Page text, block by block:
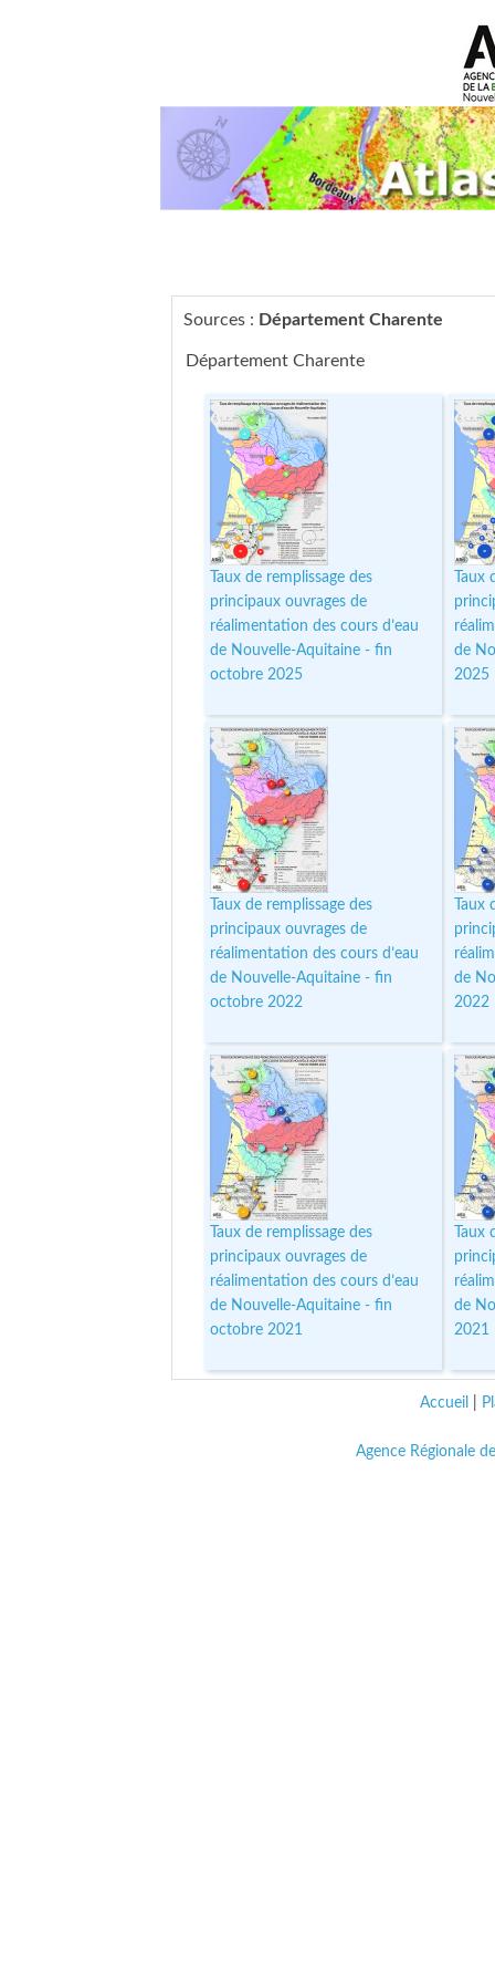
Sources : Département Charente
Département Charente
Taux de remplissage des
principaux ouvrages de
réalimentation des cours d’eau
de Nouvelle-Aquitaine - fin
octobre 2025
Taux
de
2025
Taux de remplissage des
principaux ouvrages de
réalimentation des cours d’eau
de Nouvelle-Aquitaine - fin
octobre 2022
Taux
de
2022
Taux de remplissage des
principaux ouvrages de
réalimentation des cours d’eau
de Nouvelle-Aquitaine - fin
octobre 2021
Taux
de
2021
Accueil
Agence Régionale